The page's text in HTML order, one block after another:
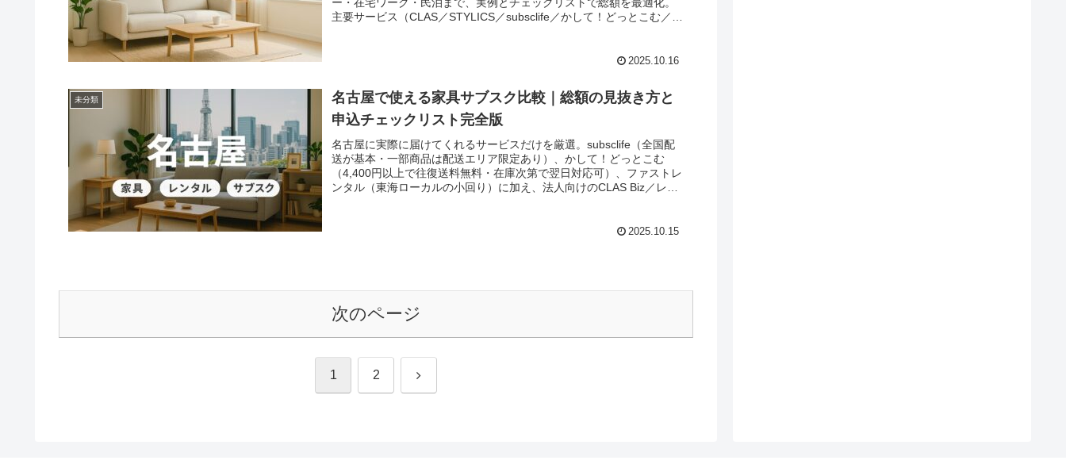
ー・在宅ワーク・民泊まで、実例とチェックリストで総額を最適化。
主要サービス（CLAS／STYLICS／subsclife／かして！どっとこむ／
2025.10.16
未分類
名古屋で使える家具サブスク比較｜総額の見抜き方と
申込チェックリスト完全版
名古屋に実際に届けてくれるサービスだけを厳選。subsclife（全国配
送が基本・一部商品は配送エリア限定あり）、かして！どっとこむ
（4,400円以上で往復送料無料・在庫次第で翌日対応可）、ファストレ
ンタル（東海ローカルの小回り）に加え、法人向けのCLAS Biz／レン
2025.10.15
次のページ
1 2 次